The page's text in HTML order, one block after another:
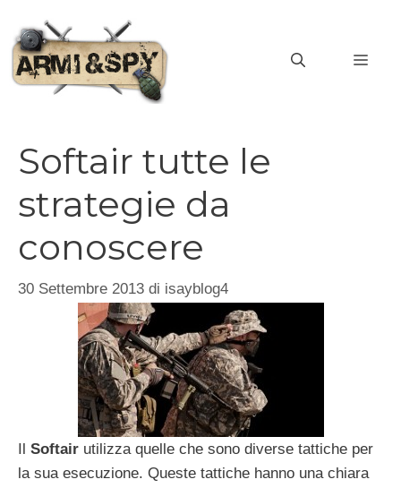
contenuto
Softair tutte le
strategie da
conoscere
30 Settembre 2013 di isayblog4
Softair utilizza quelle che sono diverse tattiche per
la sua esecuzione. Queste tattiche hanno una chiara